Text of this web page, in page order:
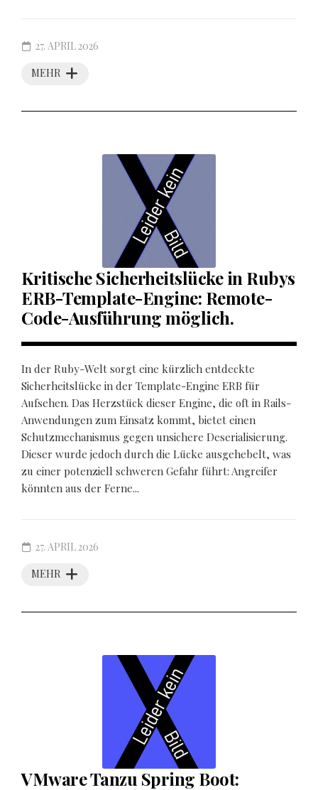
MEHR
27. APRIL 2026
Kritische Sicherheitslücke in Rubys
ERB-Template-Engine: Remote-
Code-Ausführung möglich.
In der Ruby-Welt sorgt eine kürzlich entdeckte
Sicherheitslücke in der Template-Engine ERB für
Aufsehen. Das Herzstück dieser Engine, die oft in Rails-
Anwendungen zum Einsatz kommt, bietet einen
Schutzmechanismus gegen unsichere Deserialisierung.
Dieser wurde jedoch durch die Lücke ausgehebelt, was
zu einer potenziell schweren Gefahr führt: Angreifer
könnten aus der Ferne...
MEHR
27. APRIL 2026
VMware Tanzu Spring Boot: